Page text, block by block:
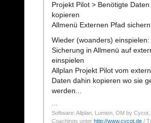
Projekt Pilot > Benötigte
kopieren
Allmenü Externen Pfad sichern
Wieder (woanders) einspielen:
Sicherung in Allmenü auf
einspielen
Allplan Projekt Pilot vom
Daten dahin kopieren wo sie
werden...
Software: Allplan, Lumion, OM by Cycot,
Coachings unter http://www.cycot.de /